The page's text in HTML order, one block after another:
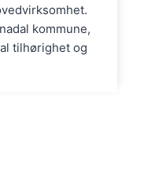
kommune,
tilhørighet og